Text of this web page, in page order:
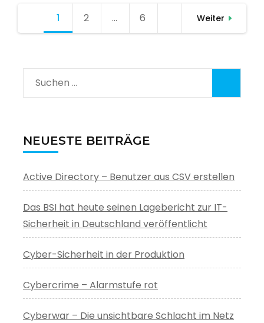
Seitennummerierung
1 Seite
2 … Seite
6 Weiter
Suchen
nach:
NEUESTE BEITRÄGE
Active Directory – Benutzer aus CSV erstellen
Das BSI hat heute seinen Lagebericht zur IT-
Sicherheit in Deutschland veröffentlicht
Cyber-Sicherheit in der Produktion
Cybercrime – Alarmstufe rot
Cyberwar – Die unsichtbare Schlacht im Netz